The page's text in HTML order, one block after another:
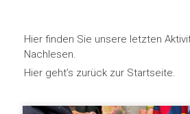
Hier finden Sie unsere letzten
Nachlesen.
Hier geht’s zurück zur Startseite.